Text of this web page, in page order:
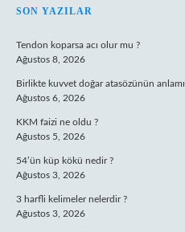
SIDEBAR
SON YAZILAR
Tendon koparsa acı olur mu ?
Ağustos 8, 2026
Birlikte kuvvet doğar atasözünün
Ağustos 6, 2026
KKM faizi ne oldu ?
Ağustos 5, 2026
54’ün küp kökü nedir ?
Ağustos 3, 2026
3 harfli kelimeler nelerdir ?
Ağustos 3, 2026